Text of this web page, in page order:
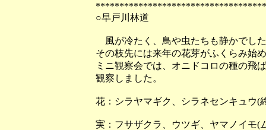
○早戸川林道
風が冷たく、鳥や虫たちも静かでし
その枝先には来年の花芽がふくらみ始
ミニ観察会では、オニドコロの種の飛
観察しました。
花：シラヤマギク、シラネセンキュウ(
実：フサザクラ、ウツギ、ヤマノイモ(